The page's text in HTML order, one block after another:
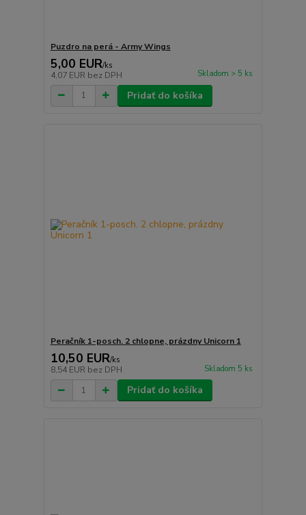
Puzdro na perá - Army Wings
5,00 EUR/ks
4,07 EUR bez DPH Skladom > 5 ks
Pridať do košíka
Peračník 1-posch. 2 chlopne, prázdny Unicorn 1
10,50 EUR/ks
8,54 EUR bez DPH Skladom 5 ks
Pridať do košíka